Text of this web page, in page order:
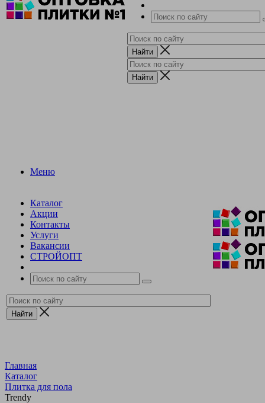
Меню
Каталог
Акции
Контакты
Услуги
Вакансии
СТРОЙОПТ
Главная
Каталог
Плитка для пола
Trendy